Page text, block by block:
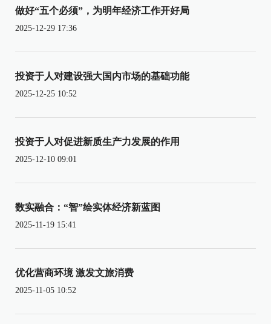
做好“五个必须”，为明年经济工作开好局
2025-12-29 17:36
投资于人对建设强大国内市场的基础功能
2025-12-25 10:52
投资于人对促进新质生产力发展的作用
2025-12-10 09:01
数实融合：“智”绘实体经济新蓝图
2025-11-19 15:41
优化营商环境 激发文旅消费
2025-11-05 10:52